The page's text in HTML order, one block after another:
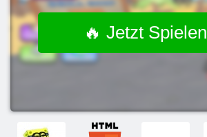
🔥 Jetzt Spielen